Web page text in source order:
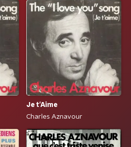
Je t'Aime
Charles Aznavour